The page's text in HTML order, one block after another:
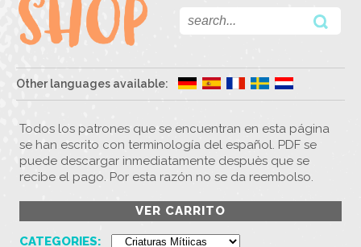
Other languages available:
Todos los patrones que se encuentran en esta página
se han escrito con terminología del español. PDF se
puede descargar inmediatamente despuès que se
recibe el pago. Por esta razón no se da reembolso.
VER CARRITO
CATEGORIES: